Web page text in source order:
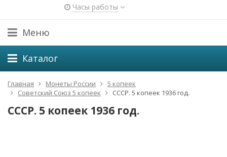
Часы работы
Меню
Каталог
Главная Монеты России
5 копеек
Советский Союз 5 копеек
СССР. 5 копеек 1936 год.
СССР. 5 копеек 1936 год.